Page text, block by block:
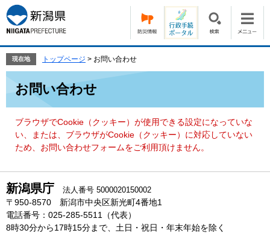
ー
ジ
の
頭
す。
ニ
ュ
ー
飛
て
現在地 トップページ > お問い合わせ
お問い合わせ
ブラウザでCookie（クッキー）が使用できる設定になっていな
い、または、ブラウザがCookie（クッキー）に対応していない
ため、お問い合わせフォームをご利用頂けません。
新潟県庁 法人番号 5000020150002
〒950-8570 新潟市中央区新光町4番地1
電話番号：025-285-5511（代表）
8時30分から17時15分まで、土日・祝日・年末年始を除く